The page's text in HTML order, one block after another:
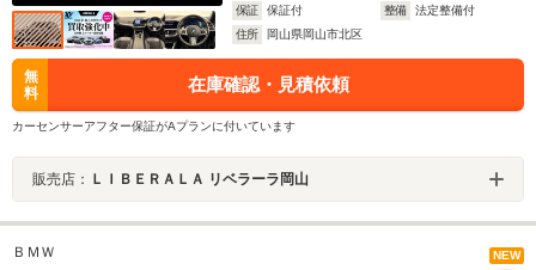
保証
保証付 整備
法定整備付
住所
岡山県岡山市北区
無
料
在庫確認・見積依頼
カーセンサーアフター保証がAプランに付いています
販売店： ＬＩＢＥＲＡＬＡ リベラーラ岡山
ＢＭＷ NEW